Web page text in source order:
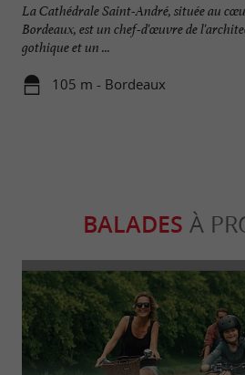
La Cathédrale Saint-André, située au
Bordeaux, est un chef-d'œuvre de
gothique et un ...
105 m - Bordeaux
BALADES À